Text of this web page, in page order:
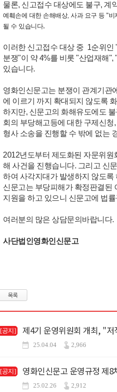
물론, 신고접수 대상에도 불구, 계
예훼손에 대한 손해배상, 사과 요구 등 "
될 수 있습니다.
이러한 신고접수 대상 중 1순위
분쟁"이 약 4%를 비롯 "산업재해
있습니다.
영화인신문고는 분쟁이 관계기관
에 이르기 까지 확대되지 않도록
하지만, 신문고의 화해유도에도
회의 부당해고등에 대한 구제신
형사 소송을 진행할 수 밖에 없는
2012년도부터 제도화된 자문위
해 사건을 진행습니다. 그리고 신
하여 사각지대가 발생하지 않도록
신문고는 부당피해가 확정판결된
지원을 하고 있으니 신문고에 법
여러분의 많은 상담문의바랍니다.
사단법인영화인신문고
목록
[공지] 제4기 운영위원회 개최, "
25.04.04 2,966
[공지] 영화인신문고 운영규정 제8
25.02.26 2,912